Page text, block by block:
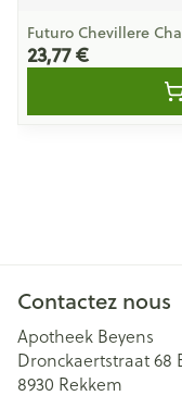
Futuro Chevillere
23,77 €
Contactez nous
Apotheek Beyens
Dronckaertstraat 68
8930 Rekkem